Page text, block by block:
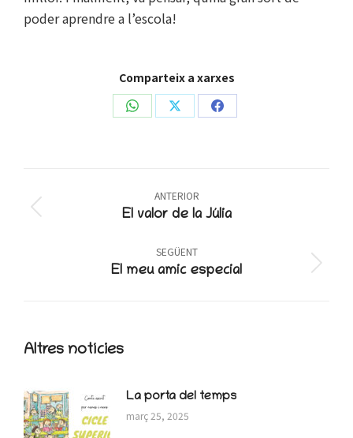
poder aprendre a l’escola!
Comparteix a xarxes
Share Share Share
navigation
ANTERIOR
Previous
El valor de la Júlia
SEGÜENT
Next
El meu amic especial
Altres notícies
La porta del temps
març 25, 2025